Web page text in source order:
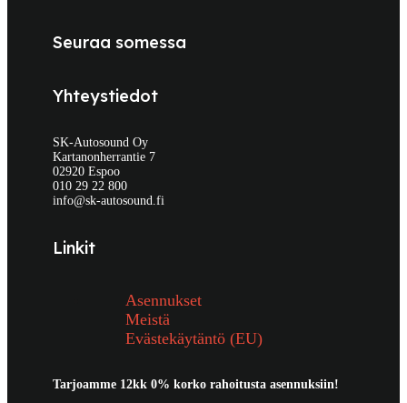
Seuraa somessa
Yhteystiedot
SK-Autosound Oy
Kartanonherrantie 7
02920 Espoo
010 29 22 800
info@sk-autosound.fi
Linkit
Asennukset
Meistä
Evästekäytäntö (EU)
Tarjoamme 12kk 0% korko rahoitusta asennuksiin!